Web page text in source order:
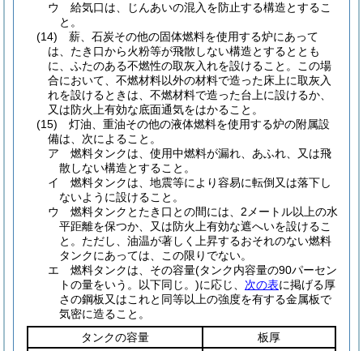
ウ
給気口は、じんあいの混入を防止する構造とするこ
と。
(14)
薪、石炭その他の固体燃料を使用する炉にあって
は、たき口から火粉等が飛散しない構造とするととも
に、ふたのある不燃性の取灰入れを設けること。
この場
合において、不燃材料以外の材料で造った床上に取灰入
れを設けるときは、不燃材料で造った台上に設けるか、
又は防火上有効な底面通気をはかること。
(15)
灯油、重油その他の液体燃料を使用する炉の附属設
備は、次によること。
ア
燃料タンクは、使用中燃料が漏れ、あふれ、又は飛
散しない構造とすること。
イ
燃料タンクは、地震等により容易に転倒又は落下し
ないように設けること。
ウ
燃料タンクとたき口との間には、2メートル以上の水
平距離を保つか、又は防火上有効な遮へいを設けるこ
と。 ただし、油温が著しく上昇するおそれのない燃料
タンクにあっては、この限りでない。
エ
燃料タンクは、その容量(タンク内容量の90パーセン
トの量をいう。以下同じ。)に応じ、 次の表に掲げる厚
さの鋼板又はこれと同等以上の強度を有する金属板で
気密に造ること。
タンクの容量
板厚